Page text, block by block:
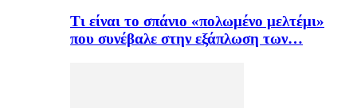
Τι είναι το σπάνιο «πολωμένο μελτέμι»
που συνέβαλε στην εξάπλωση των…